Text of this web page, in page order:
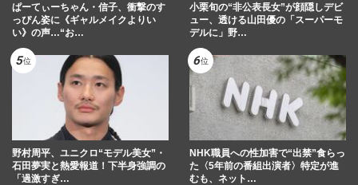
ぱーてぃーちゃん・信子、衝撃のす
っぴん姿に《ギャルメイクよりい
い》の声…“お…
小栗旬の“非公表長女”が顔隠しデビ
ュー、透ける山田優の「スーパーモ
デルに」野…
野村周平、ユニクロ“モデル美女”・
石田夢実と熱愛報道！下半身強調の
「過激すぎ…
NHK職員への性加害で“出禁”食らっ
た〈5年前の番組出演者〉特定が進
むも、ネット…